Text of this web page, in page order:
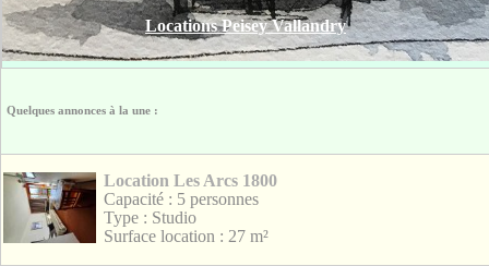
Locations Peisey Vallandry
Quelques annonces à la une :
Location Les Arcs 1800
Capacité : 5 personnes
Type : Studio
Surface location : 27 m²